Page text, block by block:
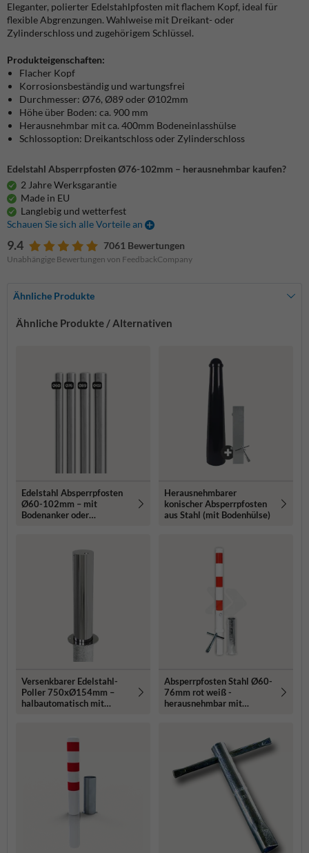
Eleganter, polierter Edelstahlpfosten mit flachem Kopf, ideal für
flexible Abgrenzungen. Wahlweise mit Dreikant- oder
Zylinderschloss und zugehörigem Schlüssel.
Produkteigenschaften:
Flacher Kopf
Korrosionsbeständig und wartungsfrei
Durchmesser: Ø76, Ø89 oder Ø102mm
Höhe über Boden: ca. 900 mm
Herausnehmbar mit ca. 400mm Bodeneinlasshülse
Schlossoption: Dreikantschloss oder Zylinderschloss
Edelstahl Absperrpfosten Ø76-102mm – herausnehmbar kaufen?
2 Jahre Werksgarantie
Made in EU
Langlebig und wetterfest
Schauen Sie sich alle Vorteile an
9.4 7061 Bewertungen
Unabhängige Bewertungen von FeedbackCompany
Ähnliche Produkte
Ähnliche Produkte / Alternativen
Edelstahl Absperrpfosten
Ø60-102mm – mit
Bodenanker oder
Herausnehmbarer
konischer Absperrpfosten
aus Stahl (mit Bodenhülse)
Versenkbarer Edelstahl-
Poller 750xØ154mm –
halbautomatisch mit
Absperrpfosten Stahl Ø60-
76mm rot weiß -
herausnehmbar mit